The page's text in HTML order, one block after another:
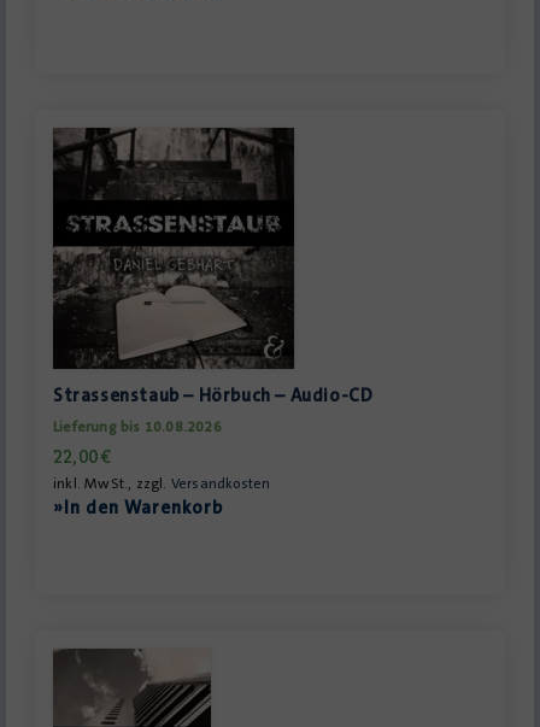
Strassenstaub – Hörbuch – Audio-CD
Lieferung bis 10.08.2026
22,00€
inkl. MwSt., zzgl. Versandkosten
»In den Warenkorb